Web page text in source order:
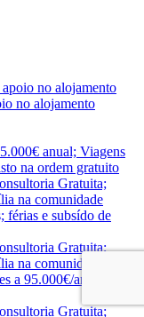
no alojamento
no alojamento
anual; Viagens
na ordem gratuito
Gratuita;
na comunidade
férias e subsído de
Gratuita;
na comunidade
a 95.000€/ano; férias
Gratuita;